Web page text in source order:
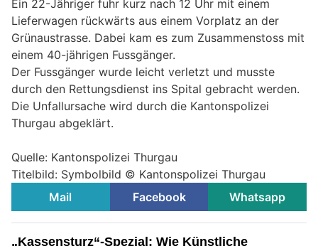
Ein 22-Jähriger fuhr kurz nach 12 Uhr mit einem
Lieferwagen rückwärts aus einem Vorplatz an der
Grünaustrasse. Dabei kam es zum Zusammenstoss mit
einem 40-jährigen Fussgänger.
Der Fussgänger wurde leicht verletzt und musste
durch den Rettungsdienst ins Spital gebracht werden.
Die Unfallursache wird durch die Kantonspolizei
Thurgau abgeklärt.
Quelle: Kantonspolizei Thurgau
Titelbild: Symbolbild © Kantonspolizei Thurgau
Mail
Facebook Whatsapp
„Kassensturz“-Spezial: Wie Künstliche